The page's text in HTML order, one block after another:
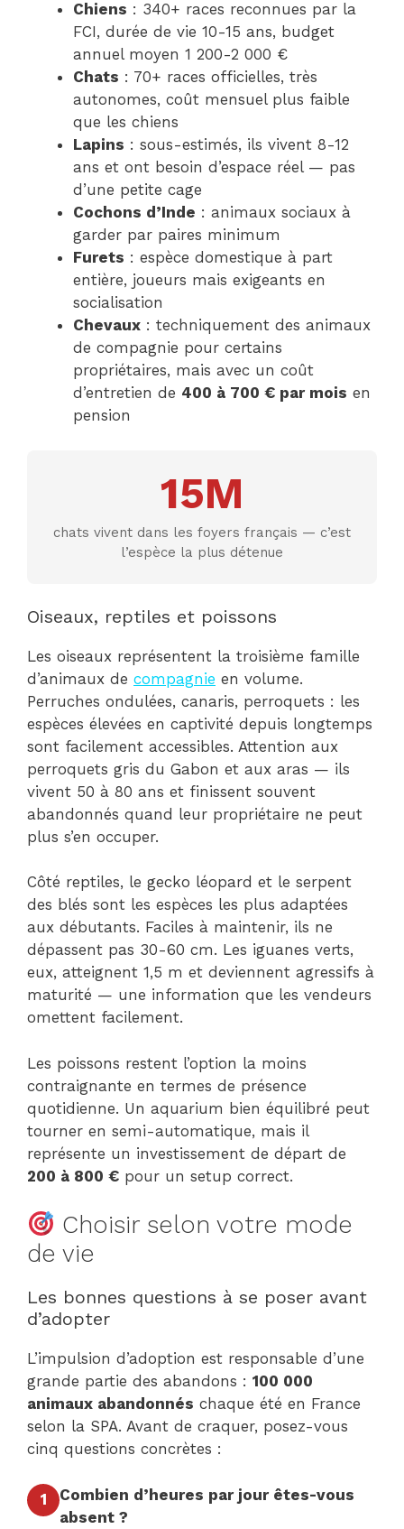
Chiens : 340+ races reconnues par la
FCI, durée de vie 10-15 ans, budget
annuel moyen 1 200-2 000 €
Chats : 70+ races officielles, très
autonomes, coût mensuel plus faible
que les chiens
Lapins : sous-estimés, ils vivent 8-12
ans et ont besoin d’espace réel — pas
d’une petite cage
Cochons d’Inde : animaux sociaux à
garder par paires minimum
Furets : espèce domestique à part
entière, joueurs mais exigeants en
socialisation
Chevaux : techniquement des animaux
de compagnie pour certains
propriétaires, mais avec un coût
d’entretien de 400 à 700 € par mois en
pension
15M
chats vivent dans les foyers français — c’est
l’espèce la plus détenue
Oiseaux, reptiles et poissons
Les oiseaux représentent la troisième famille
d’animaux de compagnie en volume.
Perruches ondulées, canaris, perroquets : les
espèces élevées en captivité depuis longtemps
sont facilement accessibles. Attention aux
perroquets gris du Gabon et aux aras — ils
vivent 50 à 80 ans et finissent souvent
abandonnés quand leur propriétaire ne peut
plus s’en occuper.
Côté reptiles, le gecko léopard et le serpent
des blés sont les espèces les plus adaptées
aux débutants. Faciles à maintenir, ils ne
dépassent pas 30-60 cm. Les iguanes verts,
eux, atteignent 1,5 m et deviennent agressifs à
maturité — une information que les vendeurs
omettent facilement.
Les poissons restent l’option la moins
contraignante en termes de présence
quotidienne. Un aquarium bien équilibré peut
tourner en semi-automatique, mais il
représente un investissement de départ de
200 à 800 € pour un setup correct.
Choisir selon votre mode
de vie
Les bonnes questions à se poser avant
d’adopter
L’impulsion d’adoption est responsable d’une
grande partie des abandons : 100 000
animaux abandonnés chaque été en France
selon la SPA. Avant de craquer, posez-vous
cinq questions concrètes :
1
Combien d’heures par jour êtes-vous
absent ?